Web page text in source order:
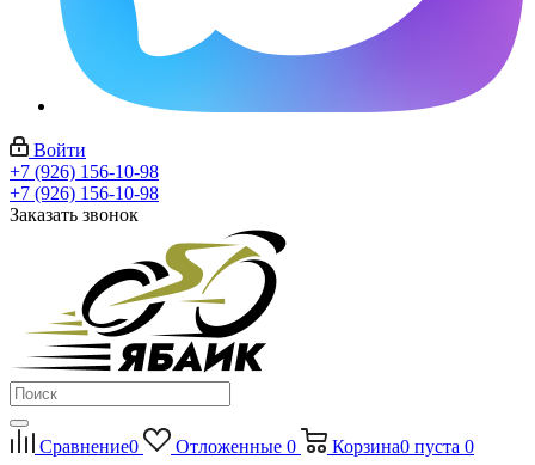
Войти
+7 (926) 156-10-98
+7 (926) 156-10-98
Заказать звонок
Сравнение0 Отложенные 0 Корзина0 пуста 0